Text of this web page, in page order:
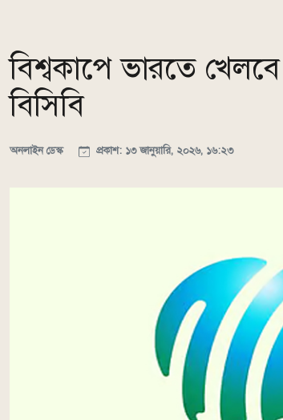
বিশ্বকাপে ভারতে
বিসিবি
অনলাইন ডেস্ক প্রকাশ: ১৩ জানুয়ারি, ২০২৬, ১৬:২৩